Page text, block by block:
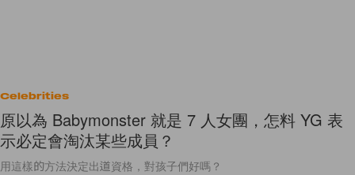
Celebrities
原以為 Babymonster 就是 7 人女團，怎料 YG 表
示必定會淘汰某些成員？
用這樣的方法決定出道資格，對孩子們好嗎？